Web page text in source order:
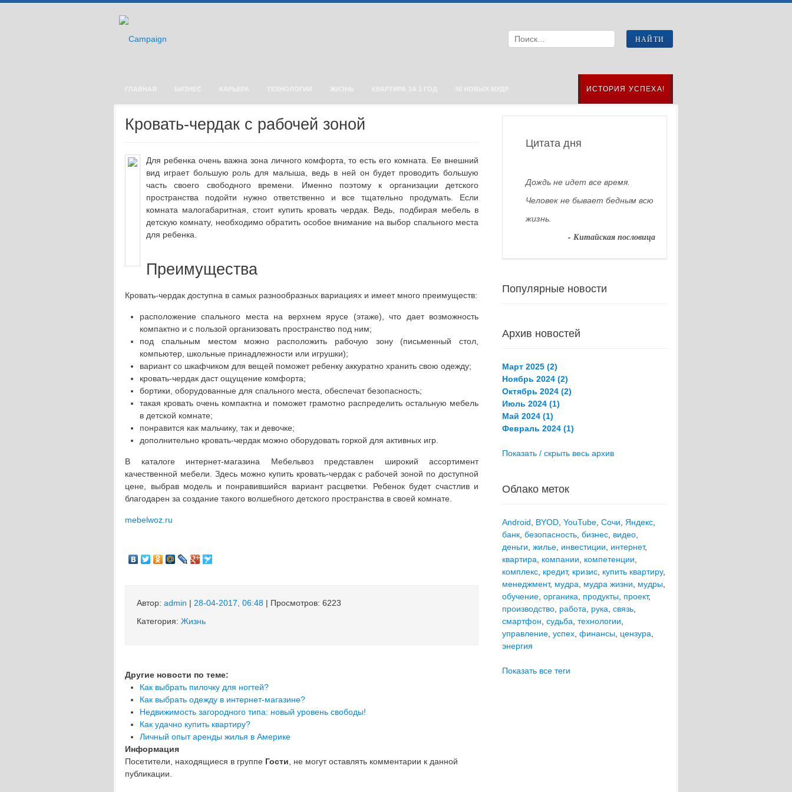
ГЛАВНАЯ БИЗНЕС КАРЬЕРА ТЕХНОЛОГИИ ЖИЗНЬ КВАРТИРА ЗА 1 ГОД 30 НОВЫХ МУДР ИСТОРИЯ УСПЕХА!
Кровать-чердак с рабочей зоной
Для ребенка очень важна зона личного комфорта, то есть его комната. Ее внешний
вид играет большую роль для малыша, ведь в ней он будет проводить большую
часть своего свободного времени. Именно поэтому к организации детского
пространства подойти нужно ответственно и все тщательно продумать. Если
комната малогабаритная, стоит купить кровать чердак. Ведь, подбирая мебель в
детскую комнату, необходимо обратить особое внимание на выбор спального места
для ребенка.
Преимущества
Кровать-чердак доступна в самых разнообразных вариациях и имеет много преимуществ:
расположение спального места на верхнем ярусе (этаже), что дает возможность
компактно и с пользой организовать пространство под ним;
под спальным местом можно расположить рабочую зону (письменный стол,
компьютер, школьные принадлежности или игрушки);
вариант со шкафчиком для вещей поможет ребенку аккуратно хранить свою одежду;
кровать-чердак даст ощущение комфорта;
бортики, оборудованные для спального места, обеспечат безопасность;
такая кровать очень компактна и поможет грамотно распределить остальную мебель
в детской комнате;
понравится как мальчику, так и девочке;
дополнительно кровать-чердак можно оборудовать горкой для активных игр.
В каталоге интернет-магазина Мебельвоз представлен широкий ассортимент
качественной мебели. Здесь можно купить кровать-чердак с рабочей зоной по доступной
цене, выбрав модель и понравившийся вариант расцветки. Ребенок будет счастлив и
благодарен за создание такого волшебного детского пространства в своей комнате.
mebelwoz.ru
Автор: admin | 28-04-2017, 06:48 | Просмотров: 6223
Категория: Жизнь
Другие новости по теме:
Как выбрать пилочку для ногтей?
Как выбрать одежду в интернет-магазине?
Недвижимость загородного типа: новый уровень свободы!
Как удачно купить квартиру?
Личный опыт аренды жилья в Америке
Информация
Посетители, находящиеся в группе Гости , не могут оставлять комментарии к данной
публикации.
Цитата дня
Дождь не идет все время.
Человек не бывает бедным всю
жизнь.
- Китайская пословица
Популярные новости
Архив новостей
Март 2025 (2)
Ноябрь 2024 (2)
Октябрь 2024 (2)
Июль 2024 (1)
Май 2024 (1)
Февраль 2024 (1)
Показать / скрыть весь архив
Облако меток
Android BYOD YouTube Сочи Яндекс
банк безопасность бизнес видео
деньги жилье инвестиции интернет,
квартира
компании компетенции
комплекс кредит, кризис купить квартиру,
менеджмент, мудра мудра жизни мудры
обучение органика продукты проект,
производство работа рука связь
смартфон судьба технологии
управление успех финансы цензура
энергия
Показать все теги